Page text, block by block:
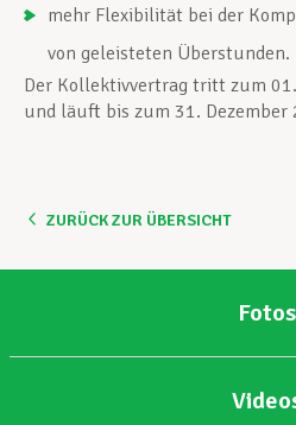
mehr Flexibilität bei der
von geleisteten Überstunden.
Der Kollektivvertrag tritt zum
und läuft bis zum 31. Dezember
ZURÜCK ZUR ÜBERSICHT
Fotos